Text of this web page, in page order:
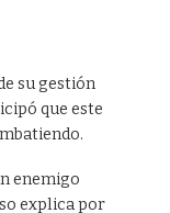
su gestión
que este
enemigo
explica por